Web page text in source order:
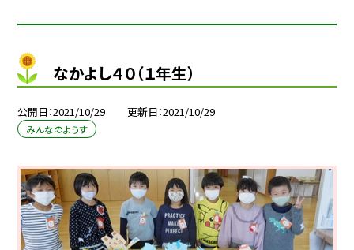
なかよし４０（１年生）
公開日 2021/10/29 更新日 2021/10/29
みんなのようす